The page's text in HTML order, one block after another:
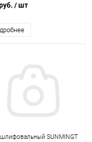
/ шт
SUNMINGT